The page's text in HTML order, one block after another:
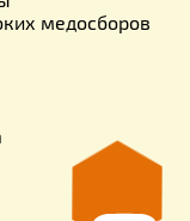
медосборов